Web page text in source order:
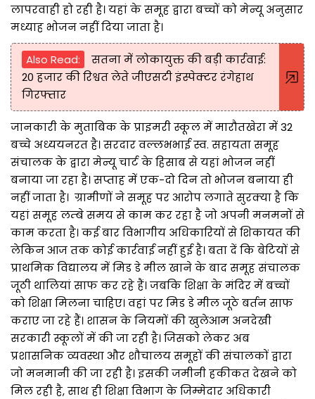
लापरवाही हो रही है। यहां के समूह द्वारा बच्चों को मेन्यू अनुसार
मध्याह भोजन नहीं दिया जाता है।
Also Read:
सतना में लोकायुक्त की बड़ी कार्रवाई:
20 हजार की रिश्वत लेते जीएसटी इंस्पेक्टर रंगेहाथ
गिरफ्तार
जानकारी के मुताबिक के प्राइमरी स्कूल में मारौतखेरा में 32
बच्चे अध्ययनरत है। सरदार वल्लभभाई स्व. सहायता समूह
संचालक के द्वारा मेन्यू चार्ट के हिसाब से यहां भोजन नहीं
बनाया जा रहा है। सप्ताह में एक-दो दिन तो भोजन बनाया ही
नहीं जाता है। ग्रामीणों ने समूह पर आरोप लगाते सुरक्या है कि
यहां समूह लम्बे समय से काम कर रहा है जो अपनी मनमनों से
काम करता है। कई बार विभागीय अधिकारियों से शिकायत की
लेकिन आज तक कोई कार्रवाई नहीं हुई है। बता दें कि बेटियों से
प्राथमिक विद्यालय में मिड डे मील खाने के बाद समूह संचालक
जूठी थालियां साफ कर रहे हैं। जबकि शिक्षा के मंदिर में बच्चों
को शिक्षा मिलना चाहिए। वहां पर मिड डे मील जूठे बर्तन साफ
कराए जा रहे हैं। शासन के नियमों की खुलेआम अनदेखी
सरकारी स्कूलों में की जा रही है। जिसको लेकर अब
प्रशासनिक व्यवस्था और शौचालय समूहों की संचालकों द्वारा
जो मनमानी की जा रही है। इसकी जमीनी हकीकत देखने को
मिल रही है, साथ ही शिक्षा विभाग के जिम्मेदार अधिकारी